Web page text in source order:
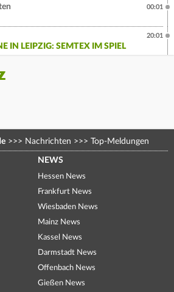
00:01
IN LEIPZIG: SEMTEX IM SPIEL
20:01
>>> Nachrichten >>> Top-Meldungen
NEWS
Hessen News
Frankfurt News
Wiesbaden News
Mainz News
Kassel News
Darmstadt News
Offenbach News
Gießen News